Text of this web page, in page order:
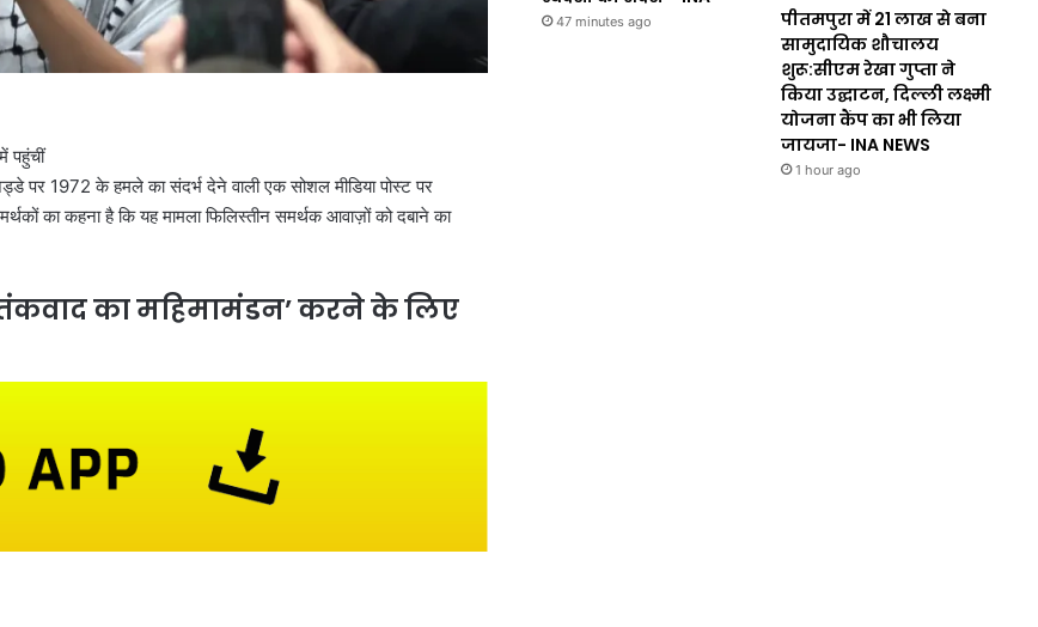
पहुंचीं
पर 1972 के हमले का संदर्भ देने वाली एक सोशल मीडिया पोस्ट पर
का कहना है कि यह मामला फिलिस्तीन समर्थक आवाज़ों को दबाने का
का महिमामंडन’ करने के लिए
47 minutes ago
पीतमपुरा में 21 लाख से बना
सामुदायिक शौचालय
शुरू:सीएम रेखा गुप्ता ने
किया उद्घाटन, दिल्ली लक्ष्मी
योजना कैंप का भी लिया
जायजा- INA NEWS
1 hour ago